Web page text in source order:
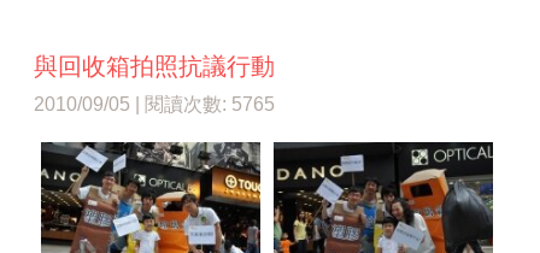
與回收箱拍照抗議行動
2010/09/05 | 閱讀次數: 5765